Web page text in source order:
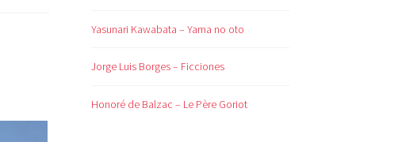
Yasunari Kawabata – Yama no oto
Jorge Luis Borges – Ficciones
Honoré de Balzac – Le Père Goriot